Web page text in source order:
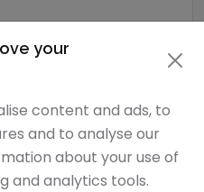
बदलें
में बदलें
में बदलें
your
content and ads, to
and to analyse our
about your use of
and analytics tools.